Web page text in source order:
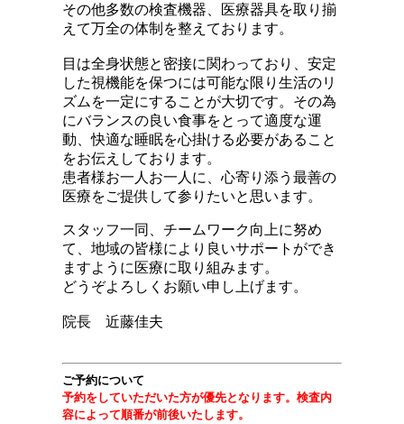
その他多数の検査機器、医療器具を取り揃
えて万全の体制を整えております。
目は全身状態と密接に関わっており、安定
した視機能を保つには可能な限り生活のリ
ズムを一定にすることが大切です。その為
にバランスの良い食事をとって適度な運
動、快適な睡眠を心掛ける必要があること
をお伝えしております。
患者様お一人お一人に、心寄り添う最善の
医療をご提供して参りたいと思います。
スタッフ一同、チームワーク向上に努め
て、地域の皆様により良いサポートができ
ますように医療に取り組みます。
どうぞよろしくお願い申し上げます。
院長 近藤佳夫
ご予約について
予約をしていただいた方が優先となります。検査内
容によって順番が前後いたします。